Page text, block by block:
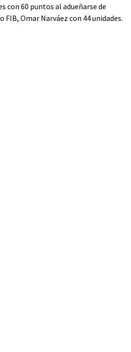
con 60 puntos al adueñarse de
Omar Narváez con 44 unidades.